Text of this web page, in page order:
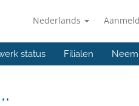
Nederlands
status Filialen